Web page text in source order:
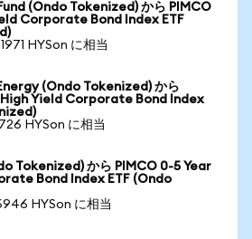
(Ondo Tokenized) から PIMCO
Corporate Bond Index ETF
HYSon に相当
(Ondo Tokenized) から
High Yield Corporate Bond Index
HYSon に相当
Tokenized) から PIMCO 0-5 Year
Bond Index ETF (Ondo
HYSon に相当